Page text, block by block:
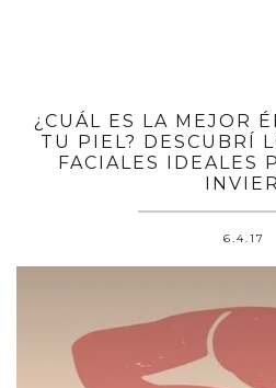
¿CUÁL ES LA MEJOR
TU PIEL? DESCUBRÍ
FACIALES IDEALES
6.4.17